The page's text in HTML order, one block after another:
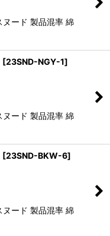
ード 製品混率 綿
[23SND-NGY-1]
ード 製品混率 綿
[23SND-BKW-6]
ード 製品混率 綿